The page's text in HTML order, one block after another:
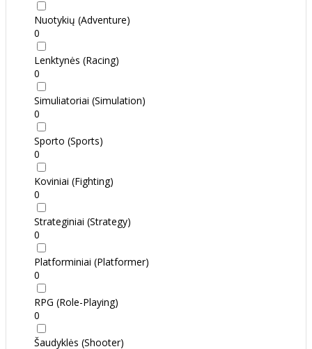
Nuotykių (Adventure)
0
Lenktynės (Racing)
0
Simuliatoriai (Simulation)
0
Sporto (Sports)
0
Koviniai (Fighting)
0
Strateginiai (Strategy)
0
Platforminiai (Platformer)
0
RPG (Role-Playing)
0
Šaudyklės (Shooter)